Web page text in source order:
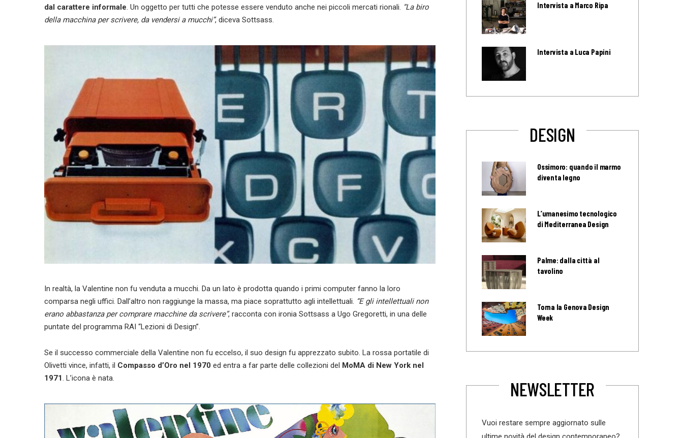
dal carattere informale. Un oggetto per tutti che potesse essere venduto anche nei piccoli mercati rionali. “La biro
della macchina per scrivere, da vendersi a mucchi”, diceva Sottsass.
In realtà, la Valentine non fu venduta a mucchi. Da un lato è prodotta quando i primi computer fanno la loro
comparsa negli uffici. Dall’altro non raggiunge la massa, ma piace soprattutto agli intellettuali. “E gli intellettuali non
erano abbastanza per comprare macchine da scrivere”, racconta con ironia Sottsass a Ugo Gregoretti, in una delle
puntate del programma RAI “Lezioni di Design”.
Se il successo commerciale della Valentine non fu eccelso, il suo design fu apprezzato subito. La rossa portatile di
Olivetti vince, infatti, il Compasso d’Oro nel 1970 ed entra a far parte delle collezioni del MoMA di New York nel
1971. L’icona è nata.
Intervista a Marco Ripa
Intervista a Luca Papini
DESIGN
Ossimoro: quando il marmo
diventa legno
L’umanesimo tecnologico
di Mediterranea Design
Palme: dalla città al
tavolino
Torna la Genova Design
Week
NEWSLETTER
Vuoi restare sempre aggiornato sulle